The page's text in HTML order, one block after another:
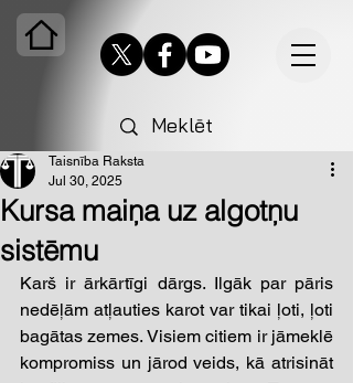
Kursa maiņa uz algotņu
sistēmu
Taisnība Raksta
Jul 30, 2025
Karš ir ārkārtīgi dārgs. Ilgāk par pāris
nedēļām atļauties karot var tikai ļoti, ļoti
bagātas zemes. Visiem citiem ir jāmeklē
kompromiss un jārod veids, kā atrisināt